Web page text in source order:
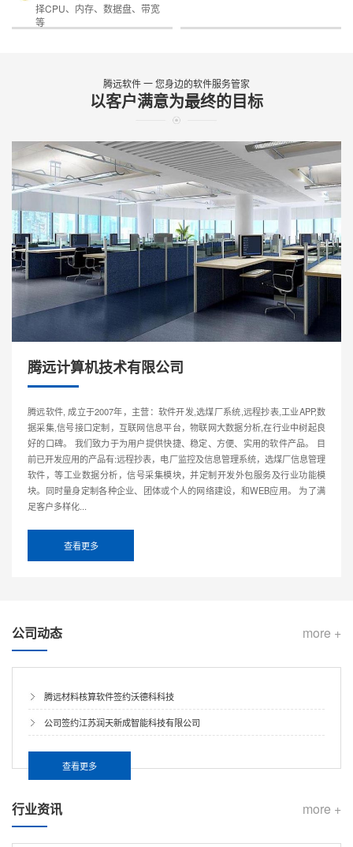
择CPU、内存、数据盘、带宽
等
腾远软件 一 您身边的软件服务管家
以客户满意为最终的目标
腾远计算机技术有限公司
腾远软件, 成立于2007年，主营：软件开发,选煤厂系统,远程抄表,工业APP,数
据采集,信号接口定制，互联网信息平台，物联网大数据分析,在行业中树起良
好的口碑。 我们致力于为用户提供快捷、稳定、方便、实用的软件产品。 目
前已开发应用的产品有:远程抄表，电厂监控及信息管理系统，选煤厂信息管理
软件，等工业数据分析，信号采集模块，并定制开发外包服务及行业功能模
块。同时量身定制各种企业、团体或个人的网络建设，和WEB应用。 为了满
足客户多样化...
查看更多
more +
公司动态
腾远材料核算软件签约沃德科科技
公司签约江苏润天新成智能科技有限公司
查看更多
more +
行业资讯